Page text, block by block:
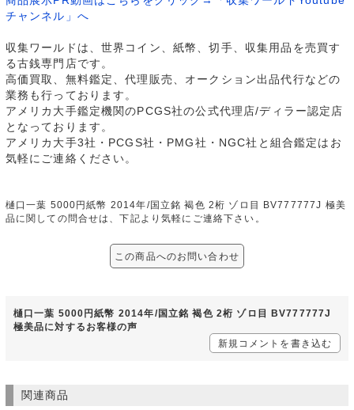
チャンネル」へ
収集ワールドは、世界コイン、紙幣、切手、収集用品を売買す
る古銭専門店です。
高価買取、無料鑑定、代理販売、オークション出品代行などの
業務も行っております。
アメリカ大手鑑定機関のPCGS社の公式代理店/ディラー認定店
となっております。
アメリカ大手3社・PCGS社・PMG社・NGC社と組合鑑定はお
気軽にご連絡ください。
樋口一葉 5000円紙幣 2014年/国立銘 褐色 2桁 ゾロ目 BV777777J 極美
品に関しての問合せは、下記より気軽にご連絡下さい。
この商品へのお問い合わせ
樋口一葉 5000円紙幣 2014年/国立銘 褐色 2桁 ゾロ目 BV777777J
極美品に対するお客様の声
新規コメントを書き込む
関連商品